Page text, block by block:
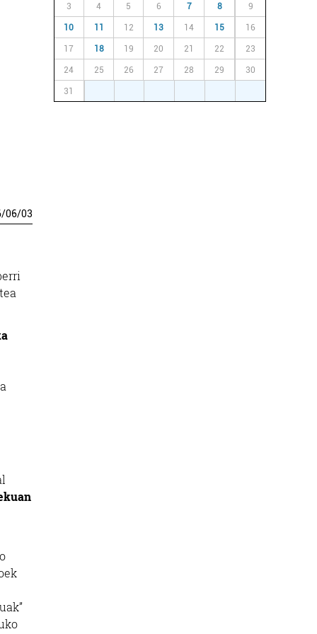
/06/03
3 4 5 6 7 8 9
10 11 12 13 14 15 16
17 18 19 20 21 22 23
24 25 26 27 28 29 30
31